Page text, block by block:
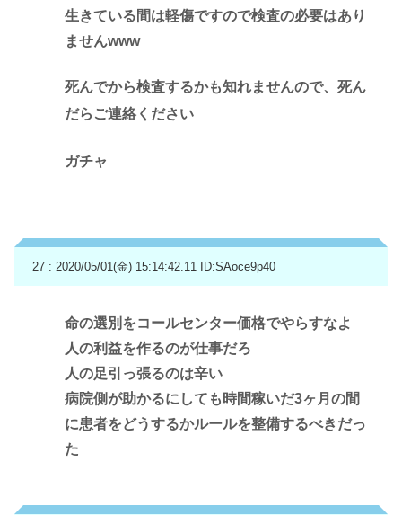
生きている間は軽傷ですので検査の必要はあり
ませんwww
死んでから検査するかも知れませんので、死ん
だらご連絡ください
ガチャ
27 : 2020/05/01(金) 15:14:42.11 ID:SAoce9p40
命の選別をコールセンター価格でやらすなよ
人の利益を作るのが仕事だろ
人の足引っ張るのは辛い
病院側が助かるにしても時間稼いだ3ヶ月の間
に患者をどうするかルールを整備するべきだっ
た